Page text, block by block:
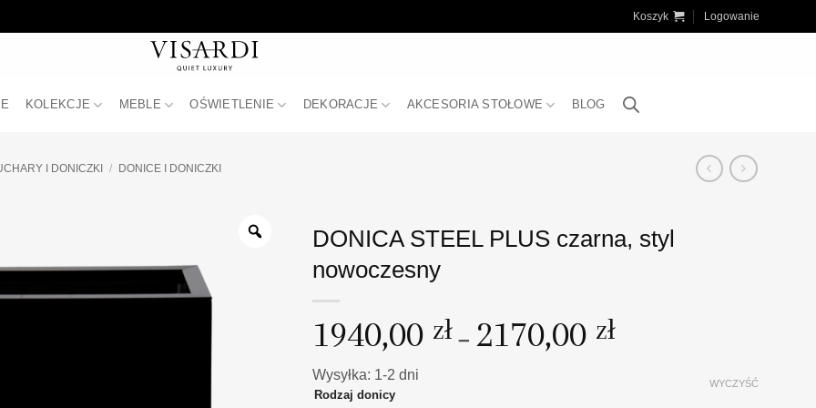
Koszyk Logowanie
KOLEKCJE MEBLE OŚWIETLENIE DEKORACJE AKCESORIA STOŁOWE BLOG
I DONICZKI / DONICE I DONICZKI
DONICA STEEL PLUS czarna, styl
nowoczesny
1940,00 zł – 2170,00 złZakres
1940,00 zł
Wysyłka: 1-2 dni
Rodzaj donicy
WYCZYŚĆ